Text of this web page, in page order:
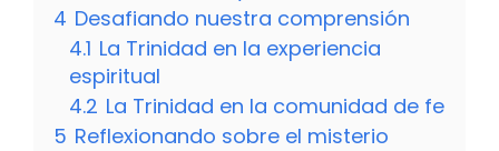
4 Desafiando nuestra comprensión
4.1 La Trinidad en la experiencia
espiritual
4.2 La Trinidad en la comunidad de fe
5 Reflexionando sobre el misterio